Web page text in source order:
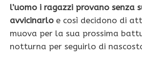
l’uomo i ragazzi provano senza
avvicinarlo e così decidono di
muova per la sua prossima
notturna per seguirlo di